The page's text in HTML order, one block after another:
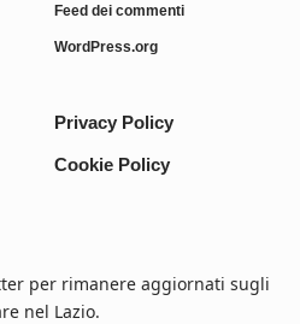
Feed dei commenti
WordPress.org
Privacy Policy
Cookie Policy
per rimanere aggiornati sugli
nel Lazio.